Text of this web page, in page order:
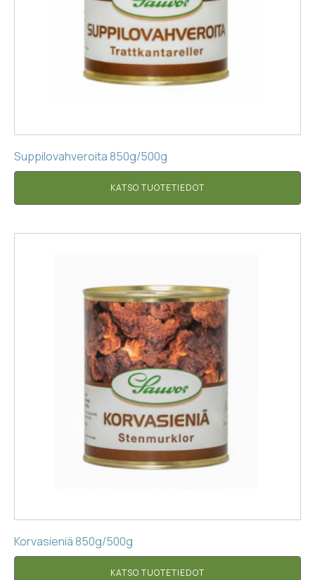
Suppilovahveroita 850g/500g
KATSO TUOTETIEDOT
Korvasieniä 850g/500g
KATSO TUOTETIEDOT